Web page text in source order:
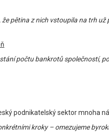
pětina z nich vstoupila na trh
počtu bankrotů společností,
podnikatelský sektor mnoha
kroky – omezujeme